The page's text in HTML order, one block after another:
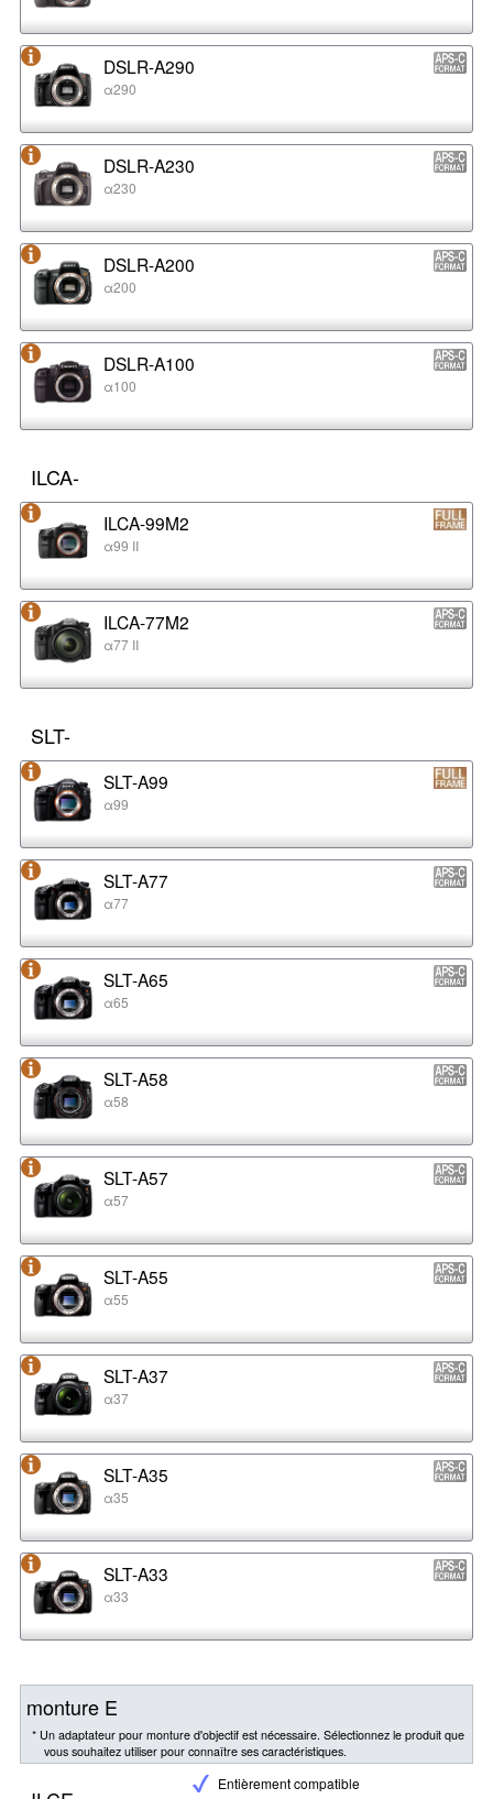
DSLR-A290
α290
DSLR-A230
α230
DSLR-A200
α200
DSLR-A100
α100
ILCA-
ILCA-99M2
α99 II
ILCA-77M2
α77 II
SLT-
SLT-A99
α99
SLT-A77
α77
SLT-A65
α65
SLT-A58
α58
SLT-A57
α57
SLT-A55
α55
SLT-A37
α37
SLT-A35
α35
SLT-A33
α33
monture E
* Un adaptateur pour monture d'objectif est nécessaire. Sélectionnez le produit que
vous souhaitez utiliser pour connaître ses caractéristiques.
Entièrement compatible